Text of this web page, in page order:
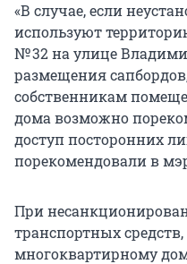
«В случае, если
используют
№ 32 на улице
размещения
собственникам
дома возможно
доступ посторонних
порекомендовали в
При
транспортных
многоквартирному